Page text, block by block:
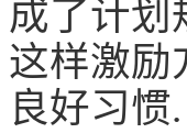
成了计划
这样激励
良好习惯.